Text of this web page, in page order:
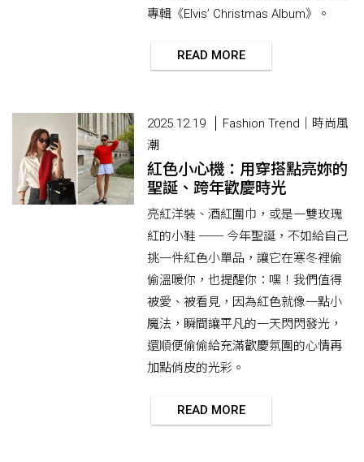
專輯《Elvis’ Christmas Album》。
READ MORE
2025.12.19
Fashion Trend｜時尚風
潮
紅色小心機：用穿搭點亮妳的
聖誕、跨年歡慶時光
亮紅洋裝、酒紅圍巾，或是一雙玫瑰
紅的小鞋 ── 今年聖誕，不如給自己
挑一件紅色小單品，讓它在寒冬裡偷
偷溫暖你，也提醒你：嘿！我們值得
被愛、被看見，因為紅色就像一點小
魔法，瞬間讓平凡的一天閃閃發光，
還順便偷偷給充滿歡慶氛圍的心情再
加點俏皮的光彩。
READ MORE